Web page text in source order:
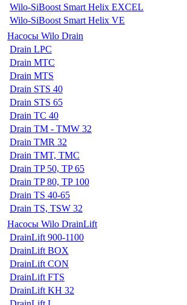
Wilo-SiBoost Smart Helix EXCEL
Wilo-SiBoost Smart Helix VE
Насосы Wilo Drain
Drain LPC
Drain MTC
Drain MTS
Drain STS 40
Drain STS 65
Drain TC 40
Drain TM - TMW 32
Drain TMR 32
Drain TMT, TMC
Drain TP 50, TP 65
Drain TP 80, TP 100
Drain TS 40-65
Drain TS, TSW 32
Насосы Wilo DrainLift
DrainLift 900-1100
DrainLift BOX
DrainLift CON
DrainLift FTS
DrainLift KH 32